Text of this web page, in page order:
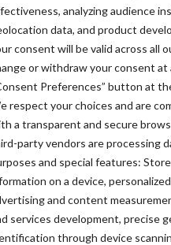
analyzing audience
data, and product
consent will be valid across all
or withdraw your consent at
Preferences” button at
respect your choices and are
a transparent and secure
party vendors are processing
and special features:
on a device,
and content
services development, precise
through device
procent en voor fase 3